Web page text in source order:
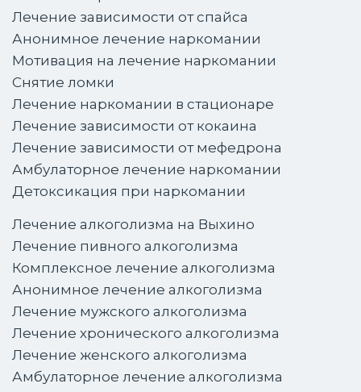
Лечение зависимости от спайса
Анонимное лечение наркомании
Мотивация на лечение наркомании
Снятие ломки
Лечение наркомании в стационаре
Лечение зависимости от кокаина
Лечение зависимости от мефедрона
Амбулаторное лечение наркомании
Детоксикация при наркомании
Лечение алкоголизма на Выхино
Лечение пивного алкоголизма
Комплексное лечение алкоголизма
Анонимное лечение алкоголизма
Лечение мужского алкоголизма
Лечение хронического алкоголизма
Лечение женского алкоголизма
Амбулаторное лечение алкоголизма